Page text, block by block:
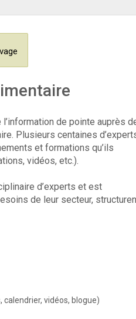
de pointe auprès
Plusieurs centaines
et formations qu’ils
vidéos, etc.).
d’experts et est
de leur secteur,
vidéos, blogue)